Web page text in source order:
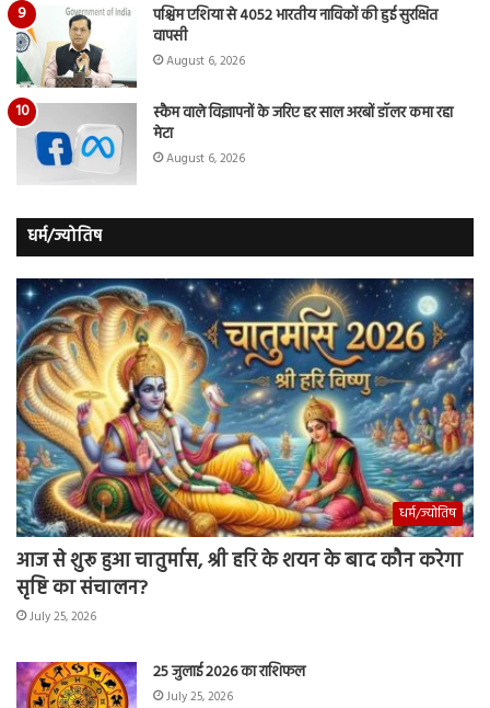
पश्चिम एशिया से 4052 भारतीय नाविकों की हुई सुरक्षित
वापसी
August 6, 2026
स्कैम वाले विज्ञापनों के जरिए हर साल अरबों डॉलर कमा रहा
मेटा
August 6, 2026
धर्म/ज्योतिष
धर्म/ज्योतिष
आज से शुरू हुआ चातुर्मास, श्री हरि के शयन के बाद कौन करेगा
सृष्टि का संचालन?
July 25, 2026
25 जुलाई 2026 का राशिफल
July 25, 2026